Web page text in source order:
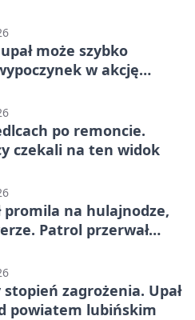
może szybko
w akcję
po remoncie.
czekali na ten widok
promila na hulajnodze,
Patrol przerwał
stopień zagrożenia. Upał
powiatem lubińskim